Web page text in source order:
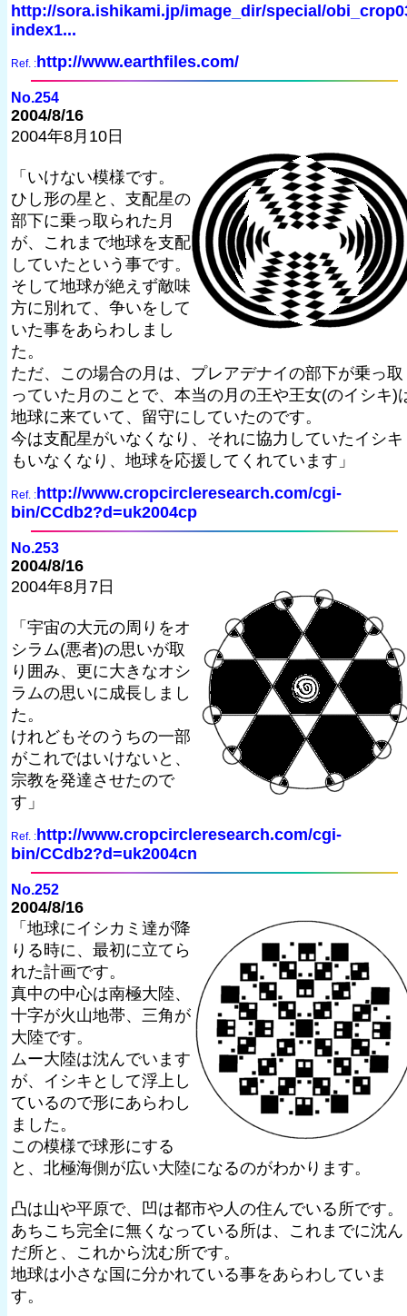
http://sora.ishikami.jp/image_dir/special/
index1...
Ref. : http://www.earthfiles.com/
No.254
2004/8/16
2004年8月10日
「いけない模様です。
ひし形の星と、支配星の
部下に乗っ取られた月
が、これまで地球を支配
していたという事です。
そして地球が絶えず敵味
方に別れて、争いをして
いた事をあらわしまし
た。
ただ、この場合の月は、プレアデナイの部下が乗っ取
っていた月のことで、本当の月の王や王女(のイシキ)
地球に来ていて、留守にしていたのです。
今は支配星がいなくなり、それに協力していたイシキ
もいなくなり、地球を応援してくれています」
Ref. : http://www.cropcircleresearch.com/cgi-
bin/CCdb2?d=uk2004cp
No.253
2004/8/16
2004年8月7日
「宇宙の大元の周りをオ
シラム(悪者)の思いが取
り囲み、更に大きなオシ
ラムの思いに成長しまし
た。
けれどもそのうちの一部
がこれではいけないと、
宗教を発達させたので
す」
Ref. : http://www.cropcircleresearch.com/cgi-
bin/CCdb2?d=uk2004cn
No.252
2004/8/16
「地球にイシカミ達が降
りる時に、最初に立てら
れた計画です。
真中の中心は南極大陸、
十字が火山地帯、三角が
大陸です。
ムー大陸は沈んでいます
が、イシキとして浮上し
ているので形にあらわし
ました。
この模様で球形にする
と、北極海側が広い大陸になるのがわかります。
凸は山や平原で、凹は都市や人の住んでいる所です。
あちこち完全に無くなっている所は、これまでに沈ん
だ所と、これから沈む所です。
地球は小さな国に分かれている事をあらわしていま
す。